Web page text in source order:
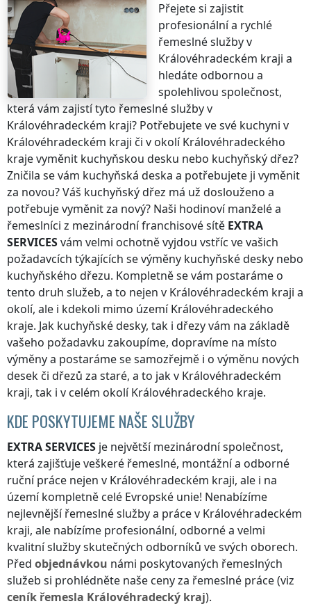
Přejete si zajistit
profesionální a rychlé
řemeslné službyv
Královéhradeckém kraji a
hledáte odbornou a
spolehlivou společnost,
která vám zajistí tyto řemeslné službyv
Královéhradeckém kraji? Potřebujete ve své kuchyni v
Královéhradeckém kraji či v okolíKrálovéhradeckého
krajevyměnit kuchyňskou desku nebo kuchyňský dřez?
Zničila se vám kuchyňská deska a potřebujete ji vyměnit
za novou? Váš kuchyňský dřez má už doslouženo a
potřebuje vyměnit za nový? Naši hodinoví manželé a
řemeslníci z mezinárodní franchisové sítě EXTRA
SERVICESvám velmi ochotně vyjdou vstříc ve vašich
požadavcích týkajících se výměny kuchyňské desky nebo
kuchyňského dřezu. Kompletně se vám postaráme o
tento druh služeb, a to nejen v Královéhradeckém kraji a
okolí, ale i kdekoli mimo území Královéhradeckého
kraje. Jak kuchyňské desky, tak i dřezy vám na základě
vašeho požadavku zakoupíme, dopravíme na místo
výměny a postaráme se samozřejmě i o výměnu nových
desek či dřezů za staré, a to jakv Královéhradeckém
kraji, tak i v celém okolíKrálovéhradeckého kraje.
KDE POSKYTUJEME NAŠE SLUŽBY
EXTRA SERVICES je největší mezinárodní společnost,
která zajišťuje veškeré řemeslné, montážní a odborné
ruční práce nejen v Královéhradeckém kraji, ale i na
území kompletně celé Evropské unie! Nenabízíme
nejlevnější řemeslné služby a prácev Královéhradeckém
kraji, ale nabízíme profesionální, odborné a velmi
kvalitní služby skutečných odborníků ve svých oborech.
Před objednávkou námi poskytovaných řemeslných
služeb si prohlédněte naše ceny za řemeslné práce (viz
ceník řemesla Královéhradecký kraj).